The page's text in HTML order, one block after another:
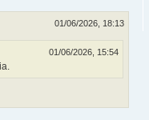
01/06/2026, 18:13
01/06/2026, 15:54